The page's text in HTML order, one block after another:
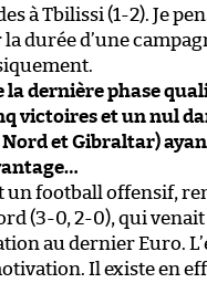
à Tbilissi (1-2). Je
durée d’une
la dernière phase
victoires et un nul
et Gibraltar)
un football offensif,
(3-0, 2-0), qui
au dernier Euro.
Il existe en